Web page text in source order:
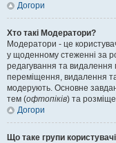
Догори
Хто такі Модератори?
Модератори - це
у щоденному стеженні за
редагування та видалення
переміщення, видалення
модерують. Основне
тем (офтопіків) та
Догори
Що таке групи